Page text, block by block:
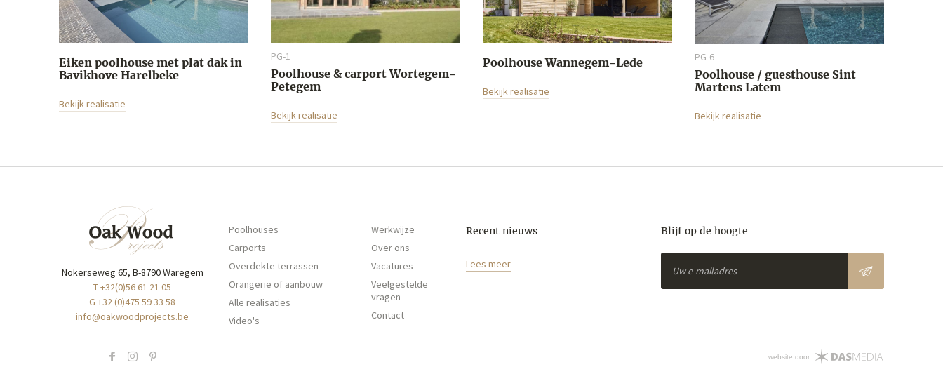
Eiken poolhouse met plat dak in
Bavikhove Harelbeke
Bekijk realisatie
PG-1
Poolhouse & carport Wortegem-
Petegem
Bekijk realisatie
Poolhouse Wannegem-Lede
Bekijk realisatie
PG-6
Poolhouse / guesthouse Sint
Martens Latem
Bekijk realisatie
Nokerseweg 65, B-8790 Waregem
T +32(0)56 61 21 05
G +32 (0)475 59 33 58
info@oakwoodprojects.be
Poolhouses
Carports
Overdekte terrassen
Orangerie of aanbouw
Alle realisaties
Video's
Werkwijze
Over ons
Vacatures
Veelgestelde
vragen
Contact
Recent nieuws
Lees meer
Blijf op de hoogte
website door